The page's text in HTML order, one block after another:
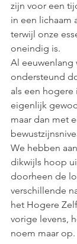
zijn voor een
in een lichaam
terwijl onze
oneindig is.
Al eeuwenlang
ondersteund
als een
eigenlijk
maar dan met
We hebben
dikwijls hoop
doorheen de
verschillende
het Hogere
vorige levens,
noem maar